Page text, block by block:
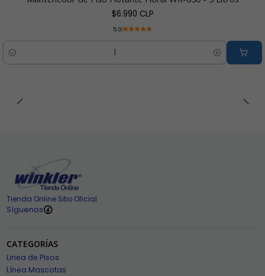
$6.990 CLP
5.0
Cantidad
Tienda Online Sitio Oficial
Síguenos
CATEGORÍAS
Linea de Pisos
Línea Mascotas